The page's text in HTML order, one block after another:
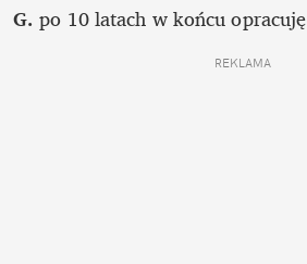
G. po 10 latach w końcu opracuję
REKLAMA